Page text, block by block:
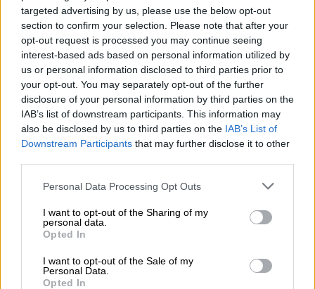
targeted advertising by us, please use the below opt-out
section to confirm your selection. Please note that after your
opt-out request is processed you may continue seeing
interest-based ads based on personal information utilized by
us or personal information disclosed to third parties prior to
your opt-out. You may separately opt-out of the further
disclosure of your personal information by third parties on the
IAB’s list of downstream participants. This information may
also be disclosed by us to third parties on the IAB’s List of
Downstream Participants that may further disclose it to other
Personal Data Processing Opt Outs
I want to opt-out of the Sharing of my
personal data.
Opted In
I want to opt-out of the Sale of my
Personal Data.
Opted In
Por María Comesaña
Votantes y votados
Por Juan Manuel Beltrán
El Conflicto de Oriente Medio:
Un Nuevo Orden Autoritario
en Construcción
Álvaro Frutos Rosado y Gabinete
Geopolítica de Crisis
Reconquista leonesa
Por
Clara Campoamor: Mi sueño,
mi pesadilla